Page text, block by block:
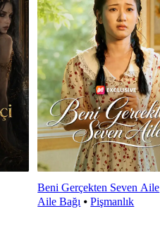
Beni Gerçekten Seven Aile
Aile Bağı ⦁Pişmanlık